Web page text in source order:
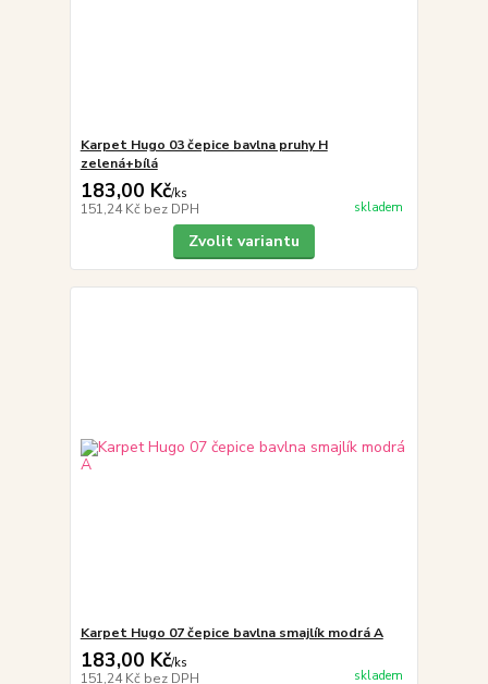
Karpet Hugo 03 čepice bavlna pruhy H
zelená+bílá
183,00 Kč/ks
151,24 Kč bez DPH skladem
Zvolit variantu
Karpet Hugo 07 čepice bavlna smajlík modrá A
183,00 Kč/ks
151,24 Kč bez DPH skladem